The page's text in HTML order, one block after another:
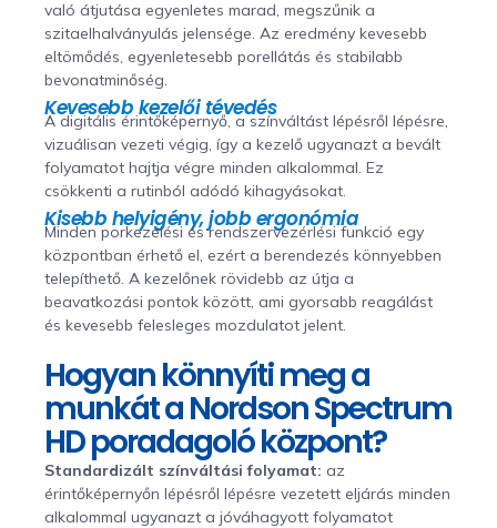
való átjutása egyenletes marad, megszűnik a
szitaelhalványulás jelensége. Az eredmény kevesebb
eltömődés, egyenletesebb porellátás és stabilabb
bevonatminőség.
Kevesebb kezelői tévedés
A digitális érintőképernyő, a színváltást lépésről lépésre,
vizuálisan vezeti végig, így a kezelő ugyanazt a bevált
folyamatot hajtja végre minden alkalommal. Ez
csökkenti a rutinból adódó kihagyásokat.
Kisebb helyigény, jobb ergonómia
Minden porkezelési és rendszervezérlési funkció egy
központban érhető el, ezért a berendezés könnyebben
telepíthető. A kezelőnek rövidebb az útja a
beavatkozási pontok között, ami gyorsabb reagálást
és kevesebb felesleges mozdulatot jelent.
Hogyan könnyíti meg a
munkát a Nordson Spectrum
HD poradagoló központ?
Standardizált színváltási folyamat: az
érintőképernyőn lépésről lépésre vezetett eljárás minden
alkalommal ugyanazt a jóváhagyott folyamatot